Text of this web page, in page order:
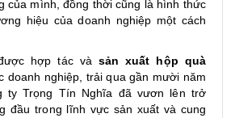
của mình, đồng thời cũng là hình thức
hiệu của doanh nghiệp một cách
hợp tác và sản xuất hộp quà
doanh nghiệp, trải qua gần mười năm
ty Trọng Tín Nghĩa đã vươn lên trở
đầu trong lĩnh vực sản xuất và cung